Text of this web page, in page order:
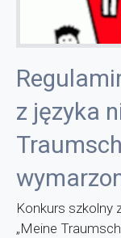
z języka
Konkurs szkolny
„Meine